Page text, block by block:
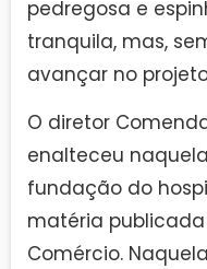
pedregosa e
tranquila, mas,
avançar no
O diretor
enalteceu
fundação do
matéria
Comércio.